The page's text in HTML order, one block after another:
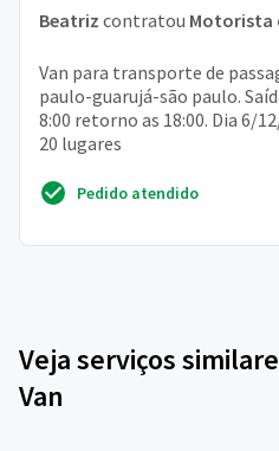
Beatriz contratou Motorista
Van para transporte de
paulo-guarujá-são paulo.
8:00 retorno as 18:00. Dia 6/
20 lugares
Pedido atendido
Veja serviços
Van